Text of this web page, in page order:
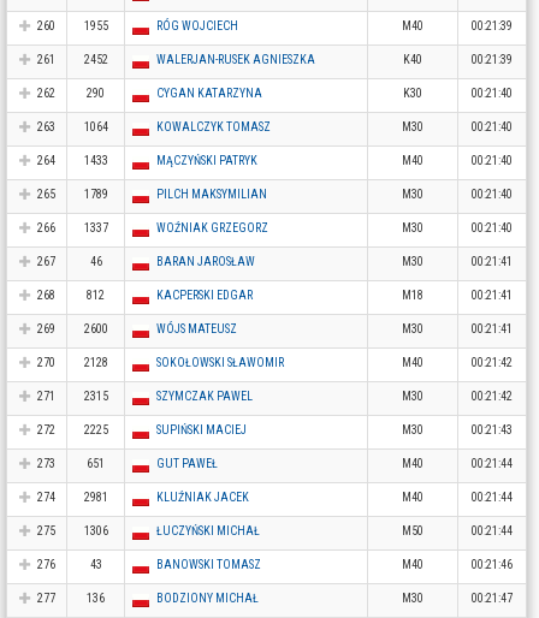
260 1955 RÓG WOJCIECH M40 00:21:39
261 2452 WALERJAN-RUSEK AGNIESZKA K40 00:21:39
262 290 CYGAN KATARZYNA K30 00:21:40
263 1064 KOWALCZYK TOMASZ M30 00:21:40
264 1433 MĄCZYŃSKI PATRYK M40 00:21:40
265 1789 PILCH MAKSYMILIAN M30 00:21:40
266 1337 WOŹNIAK GRZEGORZ M30 00:21:40
267 46 BARAN JAROSŁAW M30 00:21:41
268 812 KACPERSKI EDGAR M18 00:21:41
269 2600 WÓJS MATEUSZ M30 00:21:41
270 2128 SOKOŁOWSKI SŁAWOMIR M40 00:21:42
271 2315 SZYMCZAK PAWEL M30 00:21:42
272 2225 SUPIŃSKI MACIEJ M30 00:21:43
273 651 GUT PAWEŁ M40 00:21:44
274 2981 KLUŹNIAK JACEK M40 00:21:44
275 1306 ŁUCZYŃSKI MICHAŁ M50 00:21:44
276 43 BANOWSKI TOMASZ M40 00:21:46
277 136 BODZIONY MICHAŁ M30 00:21:47